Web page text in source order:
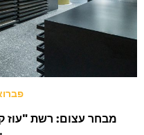
פברואר 7,
מבחר עצום: רשת "עוז